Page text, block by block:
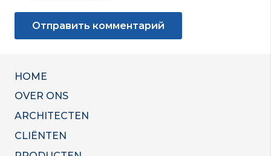
Отправить комментарий
HOME
OVER ONS
ARCHITECTEN
CLIËNTEN